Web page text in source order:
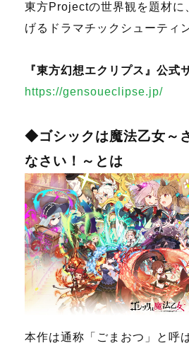
東方Projectの世界観を題材に
げるドラマチックシューティ
『東方幻想エクリプス』公式
https://gensoueclipse.jp/
◆ゴシックは魔法乙女～
なさい！～とは
本作は通称「ごまおつ」と呼